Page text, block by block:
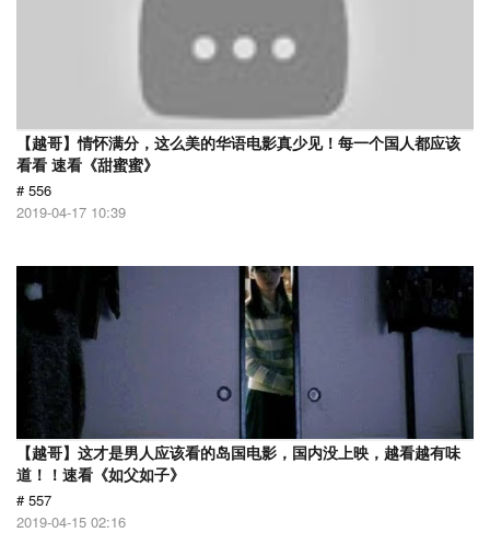
【越哥】情怀满分，这么美的华语电影真少见！每一个国人都应该
看看 速看《甜蜜蜜》
# 556
2019-04-17 10:39
【越哥】这才是男人应该看的岛国电影，国内没上映，越看越有味
道！！速看《如父如子》
# 557
2019-04-15 02:16